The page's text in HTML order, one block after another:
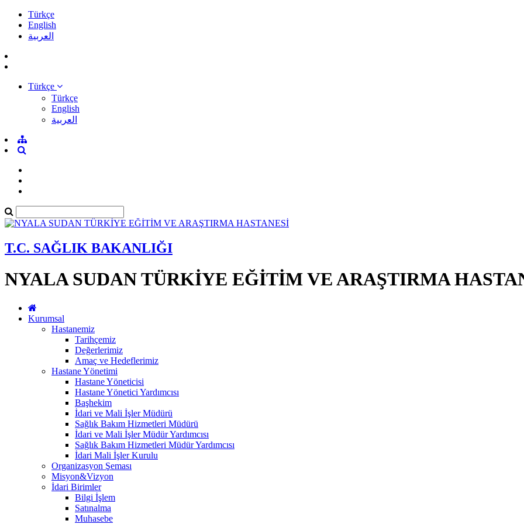
Türkçe
English
العربية
Türkçe
Türkçe
English
العربية
T.C. SAĞLIK BAKANLIĞI
NYALA SUDAN TÜRKİYE EĞİTİM VE ARAŞTIRMA
Kurumsal
Hastanemiz
Tarihçemiz
Değerlerimiz
Amaç ve Hedeflerimiz
Hastane Yönetimi
Hastane Yöneticisi
Hastane Yönetici Yardımcısı
Başhekim
İdari ve Mali İşler Müdürü
Sağlık Bakım Hizmetleri Müdürü
İdari ve Mali İşler Müdür Yardımcısı
Sağlık Bakım Hizmetleri Müdür Yardımcısı
İdari Mali İşler Kurulu
Organizasyon Şeması
Misyon&Vizyon
İdari Birimler
Bilgi İşlem
Satınalma
Muhasebe